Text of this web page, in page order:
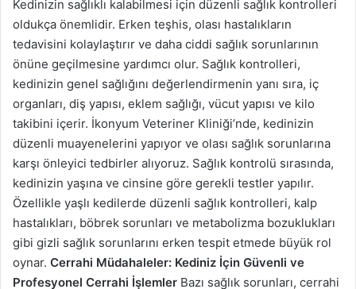
Kedinizin sağlıklı kalabilmesi için düzenli sağlık kontrolleri
oldukça önemlidir. Erken teşhis, olası hastalıkların
tedavisini kolaylaştırır ve daha ciddi sağlık sorunlarının
önüne geçilmesine yardımcı olur. Sağlık kontrolleri,
kedinizin genel sağlığını değerlendirmenin yanı sıra, iç
organları, diş yapısı, eklem sağlığı, vücut yapısı ve kilo
takibini içerir. İkonyum Veteriner Kliniği’nde, kedinizin
düzenli muayenelerini yapıyor ve olası sağlık sorunlarına
karşı önleyici tedbirler alıyoruz. Sağlık kontrolü sırasında,
kedinizin yaşına ve cinsine göre gerekli testler yapılır.
Özellikle yaşlı kedilerde düzenli sağlık kontrolleri, kalp
hastalıkları, böbrek sorunları ve metabolizma bozuklukları
gibi gizli sağlık sorunlarını erken tespit etmede büyük rol
oynar. Cerrahi Müdahaleler: Kediniz İçin Güvenli ve
Profesyonel Cerrahi İşlemler Bazı sağlık sorunları, cerrahi